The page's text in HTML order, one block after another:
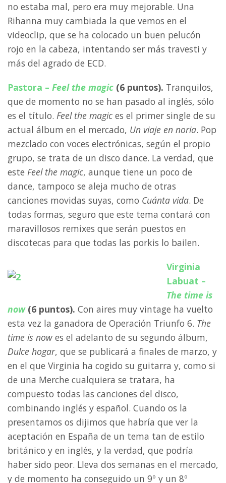
no estaba mal, pero era muy mejorable. Una
Rihanna muy cambiada la que vemos en el
videoclip, que se ha colocado un buen pelucón
rojo en la cabeza, intentando ser más travesti y
más del agrado de ECD.
Pastora – Feel the magic (6 puntos). Tranquilos,
que de momento no se han pasado al inglés, sólo
es el título. Feel the magic es el primer single de su
actual álbum en el mercado, Un viaje en noria. Pop
mezclado con voces electrónicas, según el propio
grupo, se trata de un disco dance. La verdad, que
este Feel the magic, aunque tiene un poco de
dance, tampoco se aleja mucho de otras
canciones movidas suyas, como Cuánta vida. De
todas formas, seguro que este tema contará con
maravillosos remixes que serán puestos en
discotecas para que todas las porkis lo bailen.
Virginia
Labuat –
The time is
now(6 puntos). Con aires muy vintage ha vuelto
esta vez la ganadora de Operación Triunfo 6. The
time is now es el adelanto de su segundo álbum,
Dulce hogar, que se publicará a finales de marzo, y
en el que Virginia ha cogido su guitarra y, como si
de una Merche cualquiera se tratara, ha
compuesto todas las canciones del disco,
combinando inglés y español. Cuando os la
presentamos os dijimos que habría que ver la
aceptación en España de un tema tan de estilo
británico y en inglés, y la verdad, que podría
haber sido peor. Lleva dos semanas en el mercado,
y de momento ha conseguido un 9º y un 8º